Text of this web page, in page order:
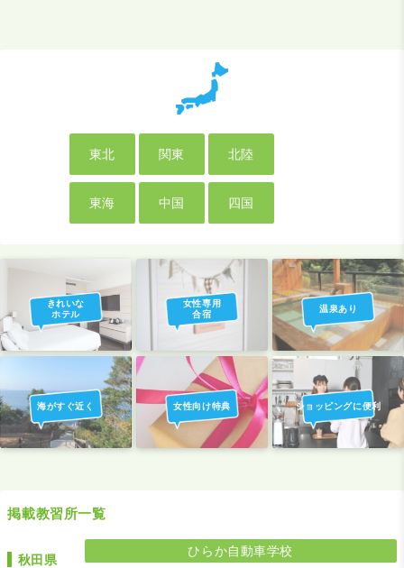
東北 関東 北陸
東海 中国 四国
きれいな
ホテル
女性専用
合宿
温泉あり
海がすぐ近く 女性向け特典 ショッピングに便利
掲載教習所一覧
秋田県
ひらか自動車学校